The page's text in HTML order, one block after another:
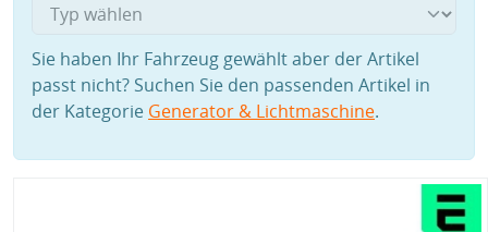
Sie haben Ihr Fahrzeug gewählt aber der Artikel
passt nicht? Suchen Sie den passenden Artikel in
der Kategorie Generator & Lichtmaschine.